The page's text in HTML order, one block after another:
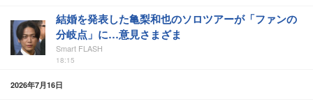
結婚を発表した亀梨和也のソロツアーが「ファンの
分岐点」に…意見さまざま
Smart FLASH
18:15
2026年7月16日